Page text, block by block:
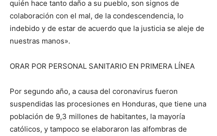
quién hace tanto daño a su pueblo, son signos de
colaboración con el mal, de la condescendencia, lo
indebido y de estar de acuerdo que la justicia se aleje de
nuestras manos».
ORAR POR PERSONAL SANITARIO EN PRIMERA LÍNEA
Por segundo año, a causa del coronavirus fueron
suspendidas las procesiones en Honduras, que tiene una
población de 9,3 millones de habitantes, la mayoría
católicos, y tampoco se elaboraron las alfombras de